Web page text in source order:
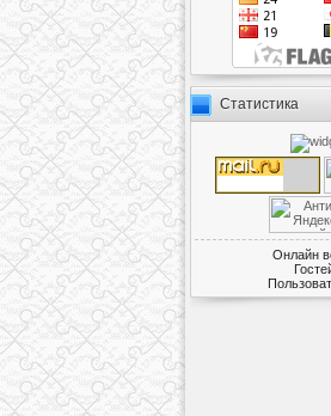
Статистика
Онлайн